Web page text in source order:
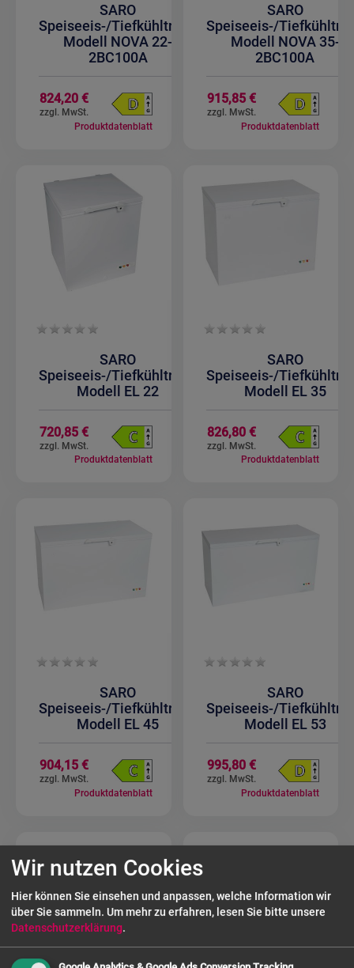
SARO
Speiseeis-/Tiefkühltruhe
Modell NOVA 22-
2BC100A
824,20 €
Produktdatenblatt
SARO
Speiseeis-/
Modell NOVA 35-
2BC100A
915,85 €
Produktdatenblatt
SARO
Speiseeis-/Tiefkühltruhe
Modell EL 22
720,85 €
Produktdatenblatt
SARO
Speiseeis-/
Modell EL 35
826,80 €
Produktdatenblatt
SARO
Speiseeis-/Tiefkühltruhe
Modell EL 45
904,15 €
Produktdatenblatt
SARO
Speiseeis-/
Modell EL 53
995,80 €
Produktdatenblatt
Wir nutzen Cookies
Hier können Sie einsehen und anpassen, welche Information wir
über Sie sammeln. Um mehr zu erfahren, lesen Sie bitte unsere
Datenschutzerklärung.